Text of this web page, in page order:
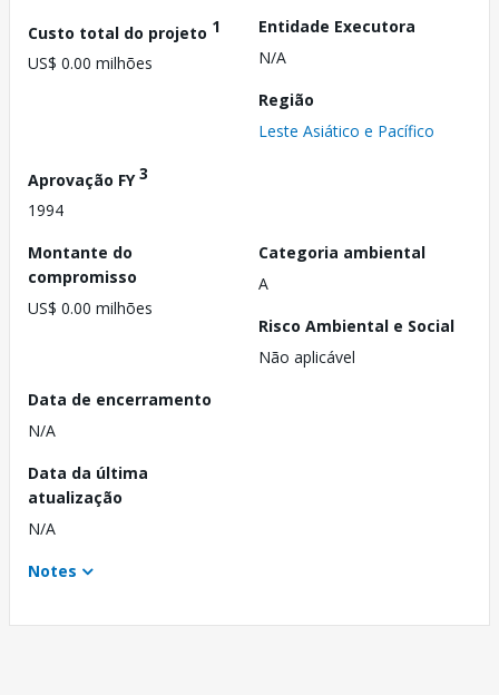
Custo total do projeto 1
US$ 0.00 milhões
Entidade Executora
N/A
Região
Leste Asiático e Pacífico
Aprovação FY3
1994
Montante do
compromisso
US$ 0.00 milhões
Categoria ambiental
A
Risco Ambiental e Social
Não aplicável
Data de encerramento
N/A
Data da última
atualização
N/A
Notes